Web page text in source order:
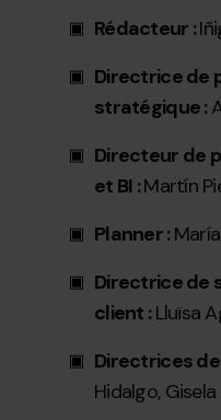
Rédacteur :
Directrice de
stratégique :
Directeur de
et BI :Martín
Planner :
Directrice de
client :Lluïsa
Directrices
Hidalgo,